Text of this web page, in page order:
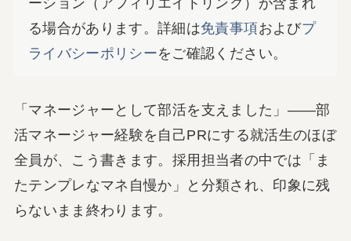
る場合があります。詳細は免責事項およびプ
ライバシーポリシーをご確認ください。
「マネージャーとして部活を支えました」――部
活マネージャー経験を自己PRにする就活生のほぼ
全員が、こう書きます。採用担当者の中では「ま
たテンプレなマネ自慢か」と分類され、印象に残
らないまま終わります。